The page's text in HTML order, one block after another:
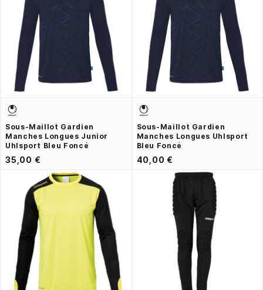
Sous-Maillot Gardien
Manches Longues Junior
Uhlsport Bleu Foncé
35,00 €
Sous-Maillot Gardien
Manches Longues Uhlsport
Bleu Foncé
40,00 €